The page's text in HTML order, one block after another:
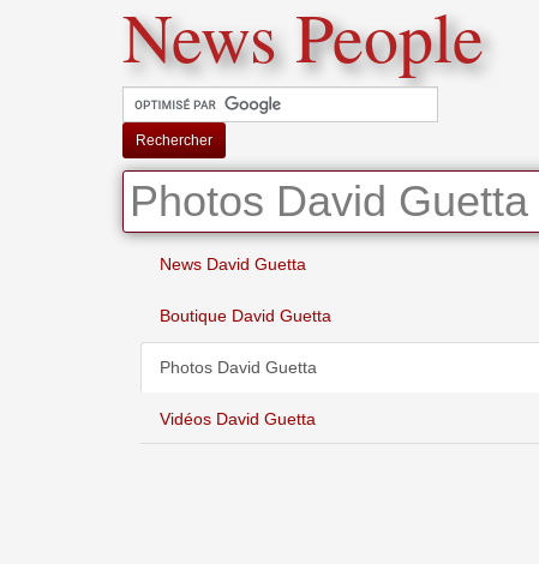
News People
Rechercher
Photos David Guetta
News David Guetta
Boutique David Guetta
Photos David Guetta
Vidéos David Guetta